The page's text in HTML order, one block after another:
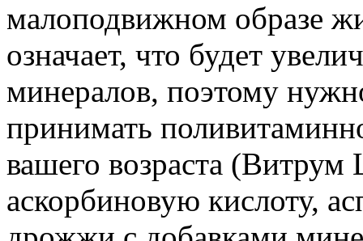
малоподвижном образе
означает, что будет
минералов, поэтому
принимать
вашего возраста (Витрум
аскорбиновую кислоту,